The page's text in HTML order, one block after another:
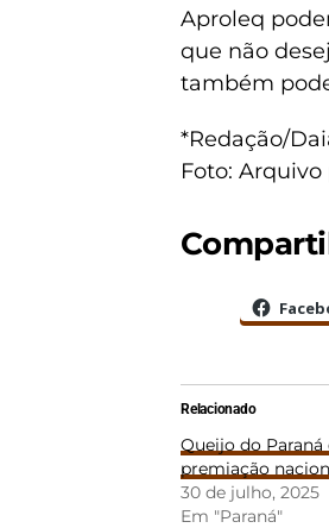
Aproleq
que não
também
*Redação/
Foto: Arquivo
Relacionado
Queijo do
premiação
30 de julho, 2025
Em "Paraná"